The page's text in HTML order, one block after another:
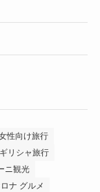
性向け旅行
ギリシャ旅行
ニ観光
ナ グルメ